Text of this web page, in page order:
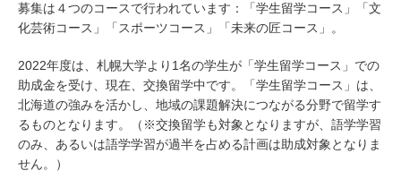
募集は４つのコースで行われています：「学生留学コース」「文
化芸術コース」「スポーツコース」「未来の匠コース」。
2022年度は、札幌大学より1名の学生が「学生留学コース」での
助成金を受け、現在、交換留学中です。「学生留学コース」は、
北海道の強みを活かし、地域の課題解決につながる分野で留学す
るものとなります。（※交換留学も対象となりますが、語学学習
のみ、あるいは語学学習が過半を占める計画は助成対象となりま
せん。）